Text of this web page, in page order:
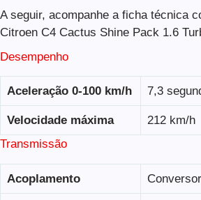
A seguir, acompanhe a ficha técnica
Citroen C4 Cactus Shine Pack 1.6
Desempenho
Aceleração 0-100 km/h 7,3
Velocidade máxima
212 km/h
Transmissão
Acoplamento